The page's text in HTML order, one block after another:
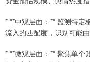
* **中观层面：** 监测特定
流入的匹配度，识别可能
* **微观层面：** 聚焦单个